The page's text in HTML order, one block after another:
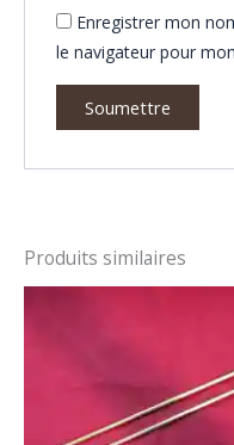
Enregistrer mon
le navigateur pour
Produits similaires